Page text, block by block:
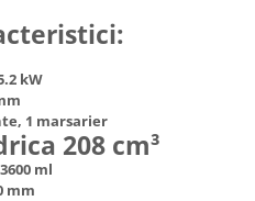
kW
1 marsarier
208 cm³
ml
mm